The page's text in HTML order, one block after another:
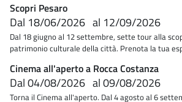
Scopri Pesaro
Dal 18/06/2026 al 12/09/2026
Dal 18 giugno al 12 settembre, sette tour alla
patrimonio culturale della città. Prenota la tua
Cinema all'aperto a Rocca Costanza
Dal04/08/2026 al09/08/2026
Torna il Cinema all'aperto. Dal 4 agosto al 6